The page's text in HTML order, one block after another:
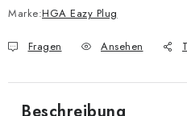
Marke:HGA Eazy Plug
Fragen Ansehen